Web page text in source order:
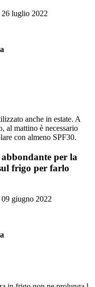
26 luglio 2022
anche in estate. A
al mattino è necessario
con almeno SPF30.
per la
frigo per farlo
giugno 2022